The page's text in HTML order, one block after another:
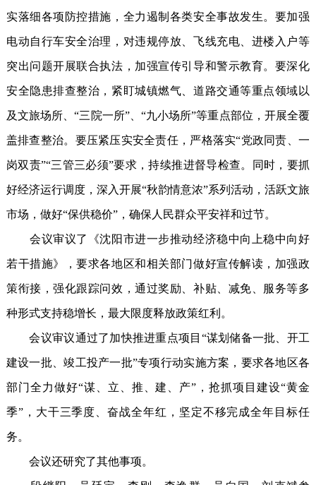
实落细各项防控措施，全力遏制各类安全事故发生。要加强
电动自行车安全治理，对违规停放、飞线充电、进楼入户等
突出问题开展联合执法，加强宣传引导和警示教育。要深化
安全隐患排查整治，紧盯城镇燃气、道路交通等重点领域以
及文旅场所、“三院一所”、“九小场所”等重点部位，开展全覆
盖排查整治。要压紧压实安全责任，严格落实“党政同责、一
岗双责”“三管三必须”要求，持续推进督导检查。同时，要抓
好经济运行调度，深入开展“秋韵情意浓”系列活动，活跃文旅
市场，做好“保供稳价”，确保人民群众平安祥和过节。
会议审议了《沈阳市进一步推动经济稳中向上稳中向好
若干措施》，要求各地区和相关部门做好宣传解读，加强政
策衔接，强化跟踪问效，通过奖励、补贴、减免、服务等多
种形式支持稳增长，最大限度释放政策红利。
会议审议通过了加快推进重点项目“谋划储备一批、开工
建设一批、竣工投产一批”专项行动实施方案，要求各地区各
部门全力做好“谋、立、推、建、产”，抢抓项目建设“黄金
季”，大干三季度、奋战全年红，坚定不移完成全年目标任
务。
会议还研究了其他事项。